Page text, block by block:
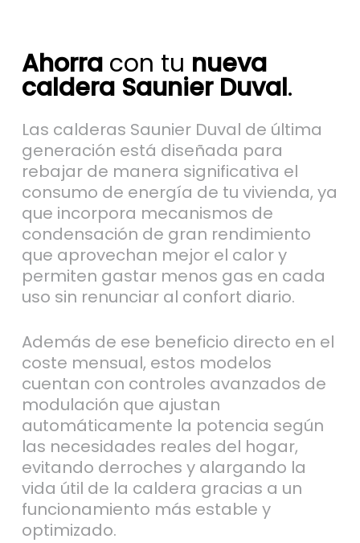
Ahorracon tu nueva
caldera Saunier Duval.
Las calderas Saunier Duval de última
generación está diseñada para
rebajar de manera significativa el
consumo de energía de tu vivienda, ya
que incorpora mecanismos de
condensación de gran rendimiento
que aprovechan mejor el calor y
permiten gastar menos gas en cada
uso sin renunciar al confort diario.
Además de ese beneficio directo en el
coste mensual, estos modelos
cuentan con controles avanzados de
modulación que ajustan
automáticamente la potencia según
las necesidades reales del hogar,
evitando derroches y alargando la
vida útil de la caldera gracias a un
funcionamiento más estable y
optimizado.